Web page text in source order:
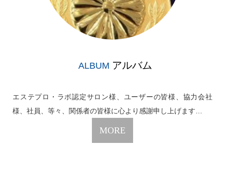
ALBUM アルバム
エステプロ・ラボ認定サロン様、ユーザーの皆様、協力会社
様、社員、等々、関係者の皆様に心より感謝申し上げます…
MORE